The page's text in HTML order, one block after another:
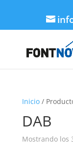
Inicio/
DAB
Mostrando los